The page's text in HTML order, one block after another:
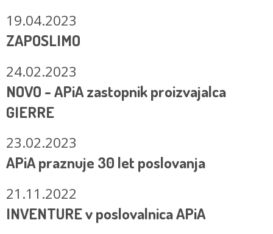
19.04.2023
ZAPOSLIMO
24.02.2023
NOVO - APiA zastopnik proizvajalca
GIERRE
23.02.2023
APiA praznuje 30 let poslovanja
21.11.2022
INVENTURE v poslovalnica APiA